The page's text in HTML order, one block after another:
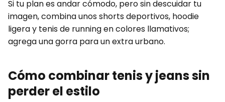
Si tu plan es andar cómodo, pero sin descuidar tu
imagen, combina unos shorts deportivos, hoodie
ligera y tenis de running en colores llamativos;
agrega una gorra para un extra urbano.
Cómo combinar tenis y jeans sin
perder el estilo